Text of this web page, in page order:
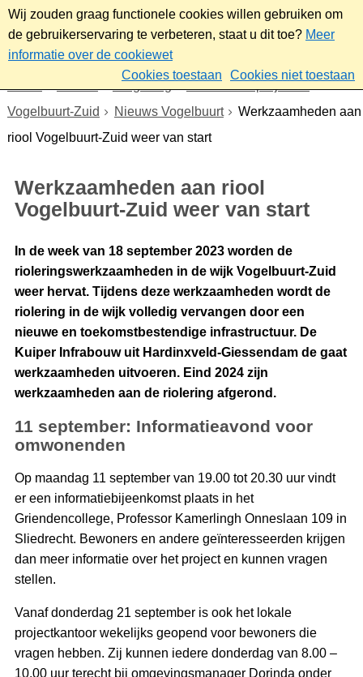
Wij zouden graag functionele cookies willen gebruiken om
de gebruikerservaring te verbeteren, staat u dit toe? Meer
informatie over de cookiewet
Cookies toestaan
Cookies niet toestaan
Omgeving
Plannen en projecten
Vogelbuurt-Zuid
Nieuws Vogelbuurt
Werkzaamheden aan
riool Vogelbuurt-Zuid weer van start
Werkzaamheden aan riool
Vogelbuurt-Zuid weer van start
In de week van 18 september 2023 worden de
rioleringswerkzaamheden in de wijk Vogelbuurt-Zuid
weer hervat. Tijdens deze werkzaamheden wordt de
riolering in de wijk volledig vervangen door een
nieuwe en toekomstbestendige infrastructuur. De
Kuiper Infrabouw uit Hardinxveld-Giessendam de gaat
werkzaamheden uitvoeren. Eind 2024 zijn
werkzaamheden aan de riolering afgerond.
11 september: Informatieavond voor
omwonenden
Op maandag 11 september van 19.00 tot 20.30 uur vindt
er een informatiebijeenkomst plaats in het
Griendencollege, Professor Kamerlingh Onneslaan 109 in
Sliedrecht. Bewoners en andere geïnteresseerden krijgen
dan meer informatie over het project en kunnen vragen
stellen.
Vanaf donderdag 21 september is ook het lokale
projectkantoor wekelijks geopend voor bewoners die
vragen hebben. Zij kunnen iedere donderdag van 8.00 –
10.00 uur terecht bij omgevingsmanager Dorinda onder